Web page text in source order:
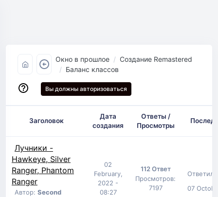
Окно в прошлое
Создание Remastered
Баланс классов
Вы должны авторизоваться
Заголовок
Дата
создания
Ответы /
Просмотры
Лучники -
Hawkeye, Silver
Ranger, Phantom
Ranger
Автор: Second
02
February,
2022 -
08:27
112 Ответ
Просмотров:
7197
Ответил:
07